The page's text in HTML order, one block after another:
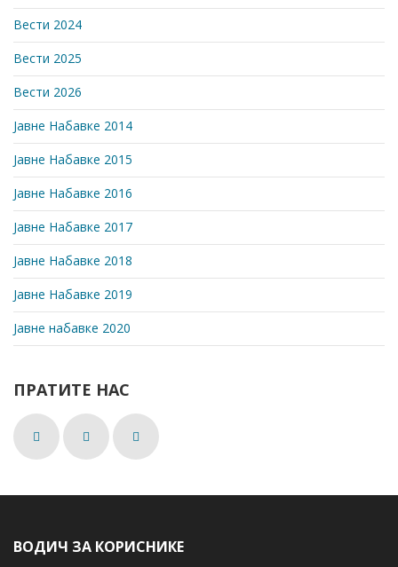
Вести 2024
Вести 2025
Вести 2026
Јавне Набавке 2014
Јавне Набавке 2015
Јавне Набавке 2016
Јавне Набавке 2017
Јавне Набавке 2018
Јавне Набавке 2019
Јавне набавке 2020
ПРАТИТЕ НАС
ВОДИЧ ЗА КОРИСНИКЕ